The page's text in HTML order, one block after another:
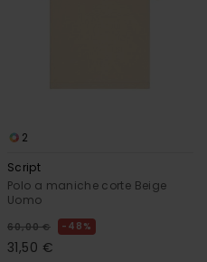
2
Script
Polo a maniche corte Beige
Uomo
60,00 € 48%
31,50 €